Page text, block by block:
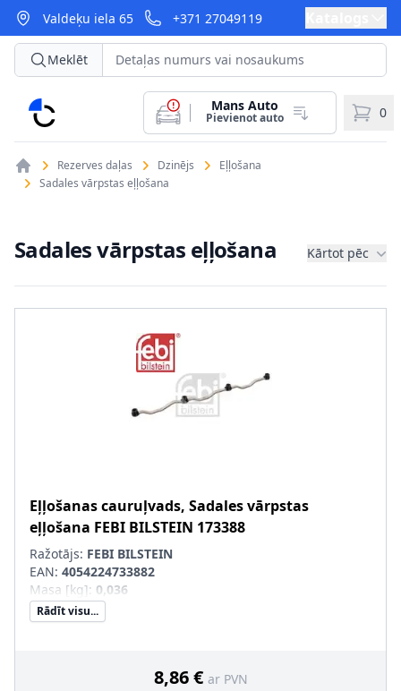
Valdeķu iela 65 +371 27049119
CarParts
Meklēt
Mans Auto
Pievienot auto 0
Rezerves daļas Dzinējs
Eļļošana
Sadales vārpstas eļļošana
Sadales vārpstas eļļošana Kārtot pēc
Eļļošanas cauruļvads, Sadales vārpstas
eļļošana FEBI BILSTEIN 173388
Ražotājs: FEBI BILSTEIN
EAN: 4054224733882
Masa [kg]: 0,036
Rādīt visu...
8,86 € ar PVN